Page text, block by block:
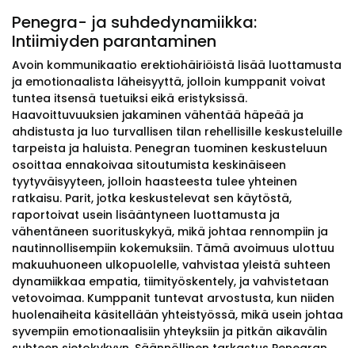
Penegra- ja suhdedynamiikka:
Intiimiyden parantaminen
Avoin kommunikaatio erektiohäiriöistä lisää luottamusta
ja emotionaalista läheisyyttä, jolloin kumppanit voivat
tuntea itsensä tuetuiksi eikä eristyksissä.
Haavoittuvuuksien jakaminen vähentää häpeää ja
ahdistusta ja luo turvallisen tilan rehellisille keskusteluille
tarpeista ja haluista. Penegran tuominen keskusteluun
osoittaa ennakoivaa sitoutumista keskinäiseen
tyytyväisyyteen, jolloin haasteesta tulee yhteinen
ratkaisu. Parit, jotka keskustelevat sen käytöstä,
raportoivat usein lisääntyneen luottamusta ja
vähentäneen suorituskykyä, mikä johtaa rennompiin ja
nautinnollisempiin kokemuksiin. Tämä avoimuus ulottuu
makuuhuoneen ulkopuolelle, vahvistaa yleistä suhteen
dynamiikkaa empatia, tiimityöskentely, ja vahvistetaan
vetovoimaa. Kumppanit tuntevat arvostusta, kun niiden
huolenaiheita käsitellään yhteistyössä, mikä usein johtaa
syvempiin emotionaalisiin yhteyksiin ja pitkän aikavälin